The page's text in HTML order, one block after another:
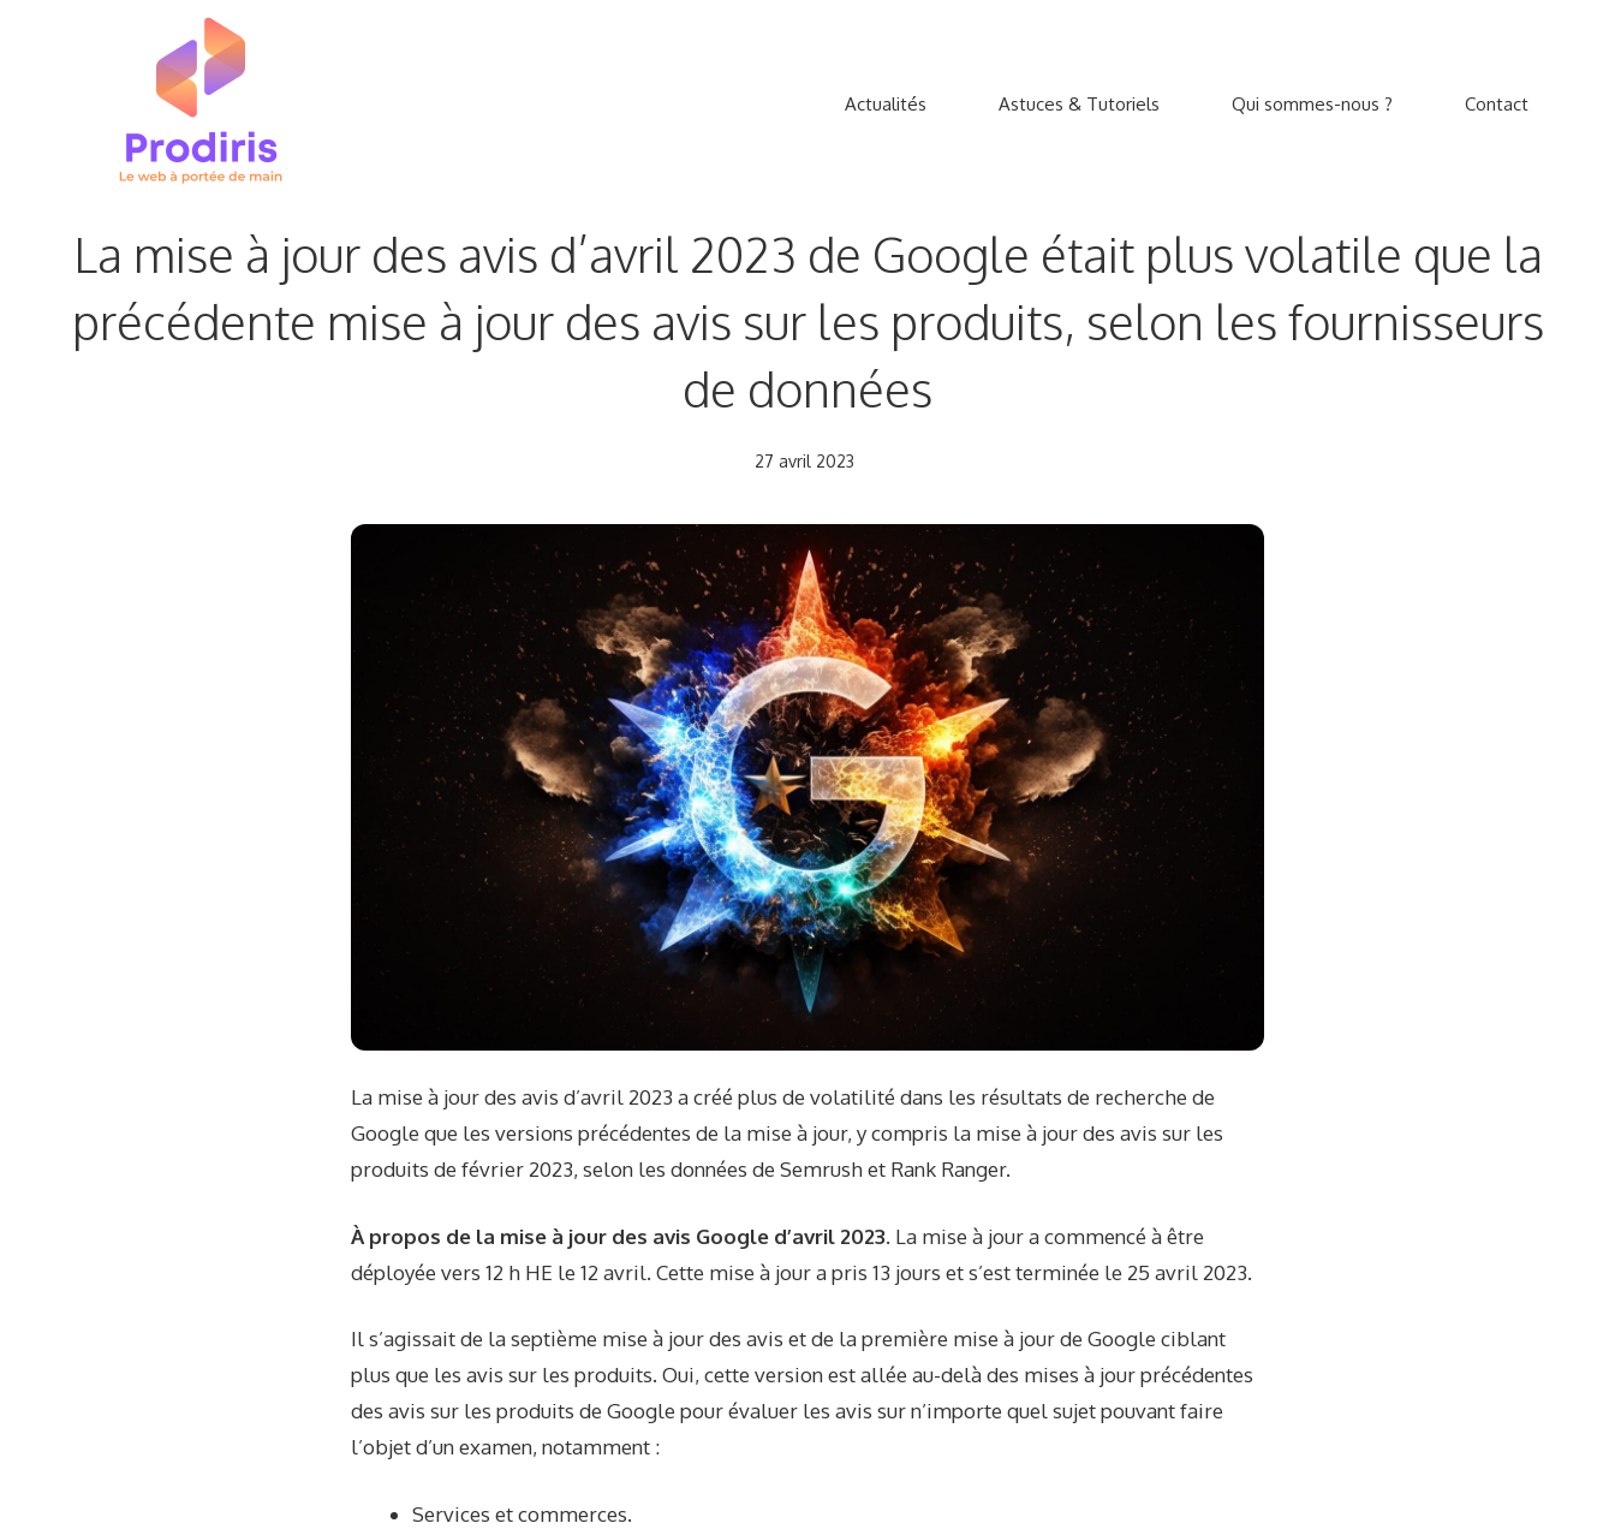
Actualités Astuces & Tutoriels Qui sommes-nous ? Contact
La mise à jour des avis d’avril 2023 de Google était plus volatile que la
précédente mise à jour des avis sur les produits, selon les fournisseurs
de données
27 avril 2023
La mise à jour des avis d’avril 2023 a créé plus de volatilité dans les résultats de recherche de
Google que les versions précédentes de la mise à jour, y compris la mise à jour des avis sur les
produits de février 2023, selon les données de Semrush et Rank Ranger.
À propos de la mise à jour des avis Google d’avril 2023. La mise à jour a commencé à être
déployée vers 12 h HE le 12 avril. Cette mise à jour a pris 13 jours et s’est terminée le 25 avril 2023.
Il s’agissait de la septième mise à jour des avis et de la première mise à jour de Google ciblant
plus que les avis sur les produits. Oui, cette version est allée au-delà des mises à jour précédentes
des avis sur les produits de Google pour évaluer les avis sur n’importe quel sujet pouvant faire
l’objet d’un examen, notamment :
Services et commerces.